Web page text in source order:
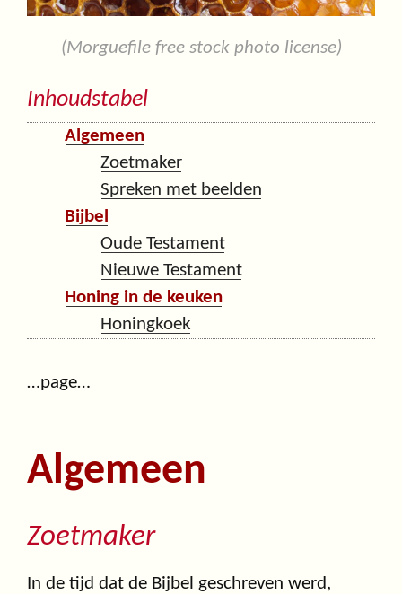
(Morguefile free stock photo license)
Inhoudstabel
Algemeen
Zoetmaker
Spreken met beelden
Bijbel
Oude Testament
Nieuwe Testament
Honing in de keuken
Honingkoek
…page…
Algemeen
Zoetmaker
In de tijd dat de Bijbel geschreven werd,